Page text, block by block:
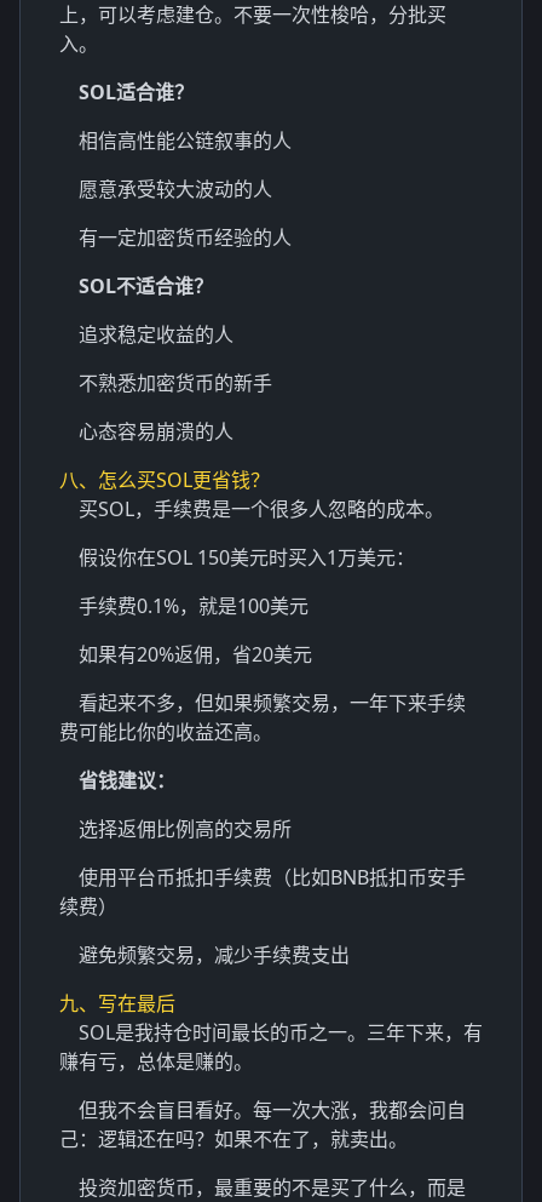
上，可以考虑建仓。不要一次性梭哈，分批买
入。
SOL适合谁？
相信高性能公链叙事的人
愿意承受较大波动的人
有一定加密货币经验的人
SOL不适合谁？
追求稳定收益的人
不熟悉加密货币的新手
心态容易崩溃的人
八、怎么买SOL更省钱？
买SOL，手续费是一个很多人忽略的成本。
假设你在SOL 150美元时买入1万美元：
手续费0.1%，就是100美元
如果有20%返佣，省20美元
看起来不多，但如果频繁交易，一年下来手续
费可能比你的收益还高。
省钱建议：
选择返佣比例高的交易所
使用平台币抵扣手续费（比如BNB抵扣币安手
续费）
避免频繁交易，减少手续费支出
九、写在最后
SOL是我持仓时间最长的币之一。三年下来，有
赚有亏，总体是赚的。
但我不会盲目看好。每一次大涨，我都会问自
己：逻辑还在吗？如果不在了，就卖出。
投资加密货币，最重要的不是买了什么，而是